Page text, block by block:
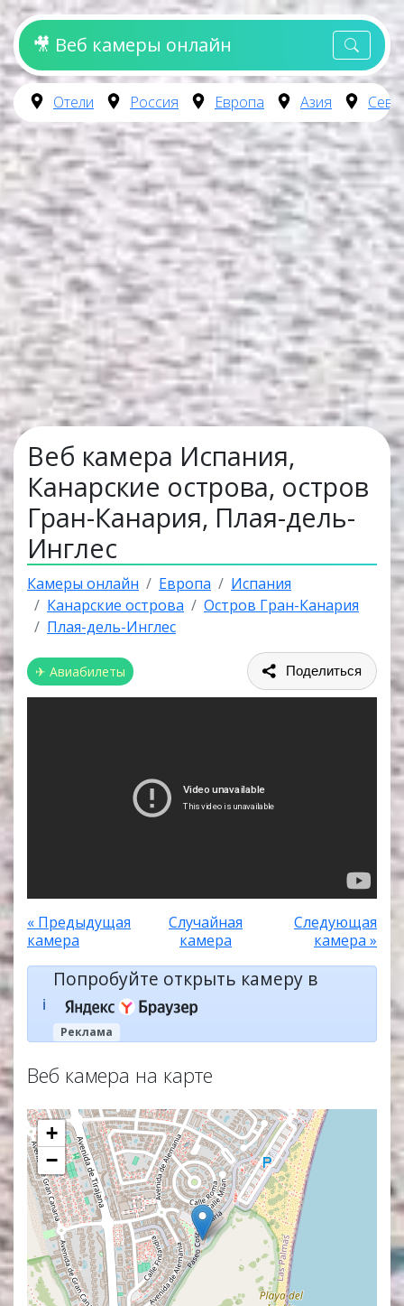
🎥 Веб камеры онлайн
Отели Россия Европа Азия
Веб камера Испания,
Канарские острова, остров
Гран-Канария, Плая-дель-
Инглес
Камеры онлайн Европа
Испания
Канарские острова
Остров Гран-Канария
Плая-дель-Инглес
✈ Авиабилеты Поделиться
« Предыдущая
камера
Случайная
камера
Следующая
камера »
ℹ️
Попробуйте открыть камеру в
Реклама
Веб камера на карте
+
−